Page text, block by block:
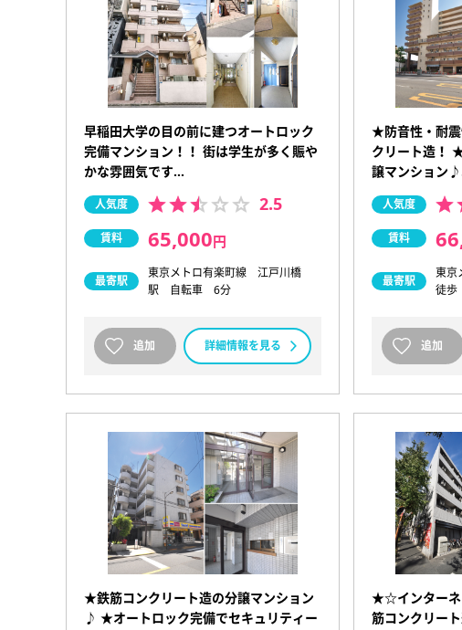
早稲田大学の目の前に建つオートロック
完備マンション！！ 街は学生が多く賑や
かな雰囲気です…
人気度 2.5
賃料 65,000円
最寄駅
東京メトロ有楽町線 江戸川橋
駅 自転車 6分
追加 詳細情報を見る
★防音性・耐震
クリート造！
譲マンション
人気度
賃料
最寄駅
東京
徒
追加
★鉄筋コンクリート造の分譲マンション
♪ ★オートロック完備でセキュリティー
★☆インター
筋コンクリー